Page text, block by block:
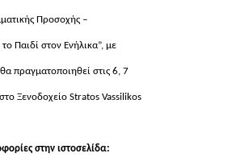
Προσοχής –
Παιδί στον Ενήλικα”, με
πραγματοποιηθεί στις 6, 7
Ξενοδοχείο Stratos Vassilikos
στην ιστοσελίδα: